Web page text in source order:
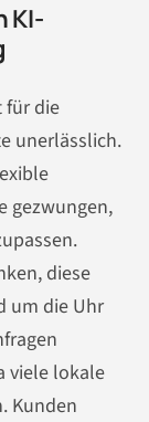
KI-
für die
unerlässlich.
gezwungen,
diese
um die Uhr
viele lokale
Kunden